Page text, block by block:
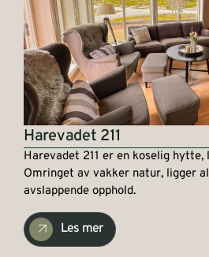
Harevadet 211
Harevadet 211 er en koselig
Omringet av vakker natur, ligger
avslappende opphold.
Les mer